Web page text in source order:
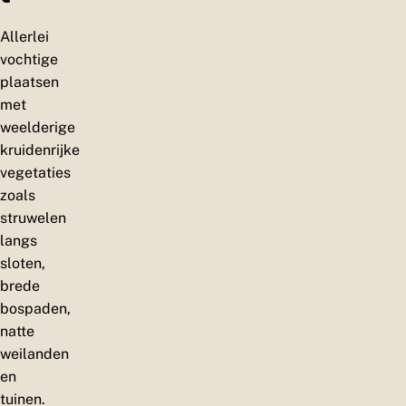
Allerlei
vochtige
plaatsen
met
weelderige
kruidenrijke
vegetaties
zoals
struwelen
langs
sloten,
brede
bospaden,
natte
weilanden
en
tuinen.